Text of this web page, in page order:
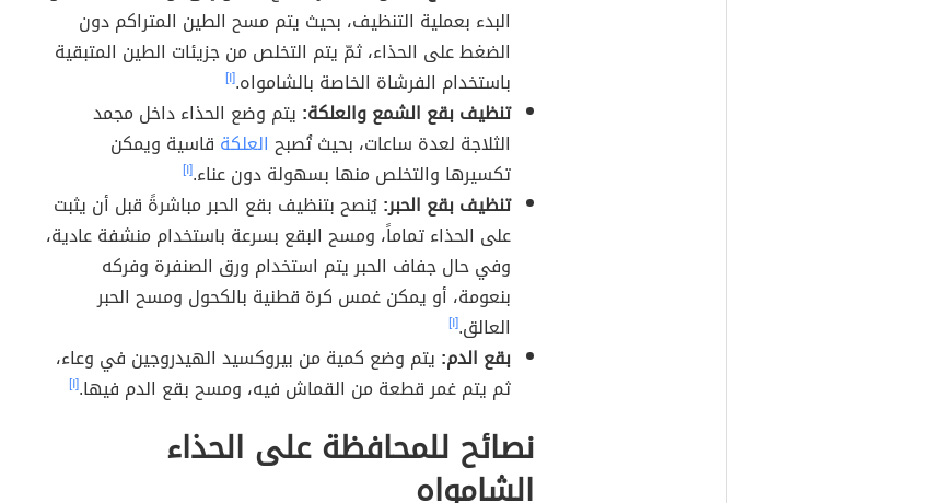
البدء بعملية التنظيف، بحيث يتم مسح الطين المتراكم دون
الضغط على الحذاء، ثمّ يتم التخلص من جزيئات الطين المتبقية
باستخدام الفرشاة الخاصة بالشامواه.[١]
تنظيف بقع الشمع والعلكة: يتم وضع الحذاء داخل مجمد
الثلاجة لعدة ساعات، بحيث تُصبح العلكة قاسية ويمكن
تكسيرها والتخلص منها بسهولة دون عناء.[١]
تنظيف بقع الحبر:يُنصح بتنظيف بقع الحبر مباشرةً قبل أن يثبت
على الحذاء تماماً، ومسح البقع بسرعة باستخدام منشفة عادية،
وفي حال جفاف الحبر يتم استخدام ورق الصنفرة وفركه
بنعومة، أو يمكن غمس كرة قطنية بالكحول ومسح الحبر
العالق.[١]
بقع الدم: يتم وضع كمية من بيروكسيد الهيدروجين في وعاء،
ثم يتم غمر قطعة من القماش فيه، ومسح بقع الدم فيها.[١]
نصائح للمحافظة على الحذاء
الشامواه